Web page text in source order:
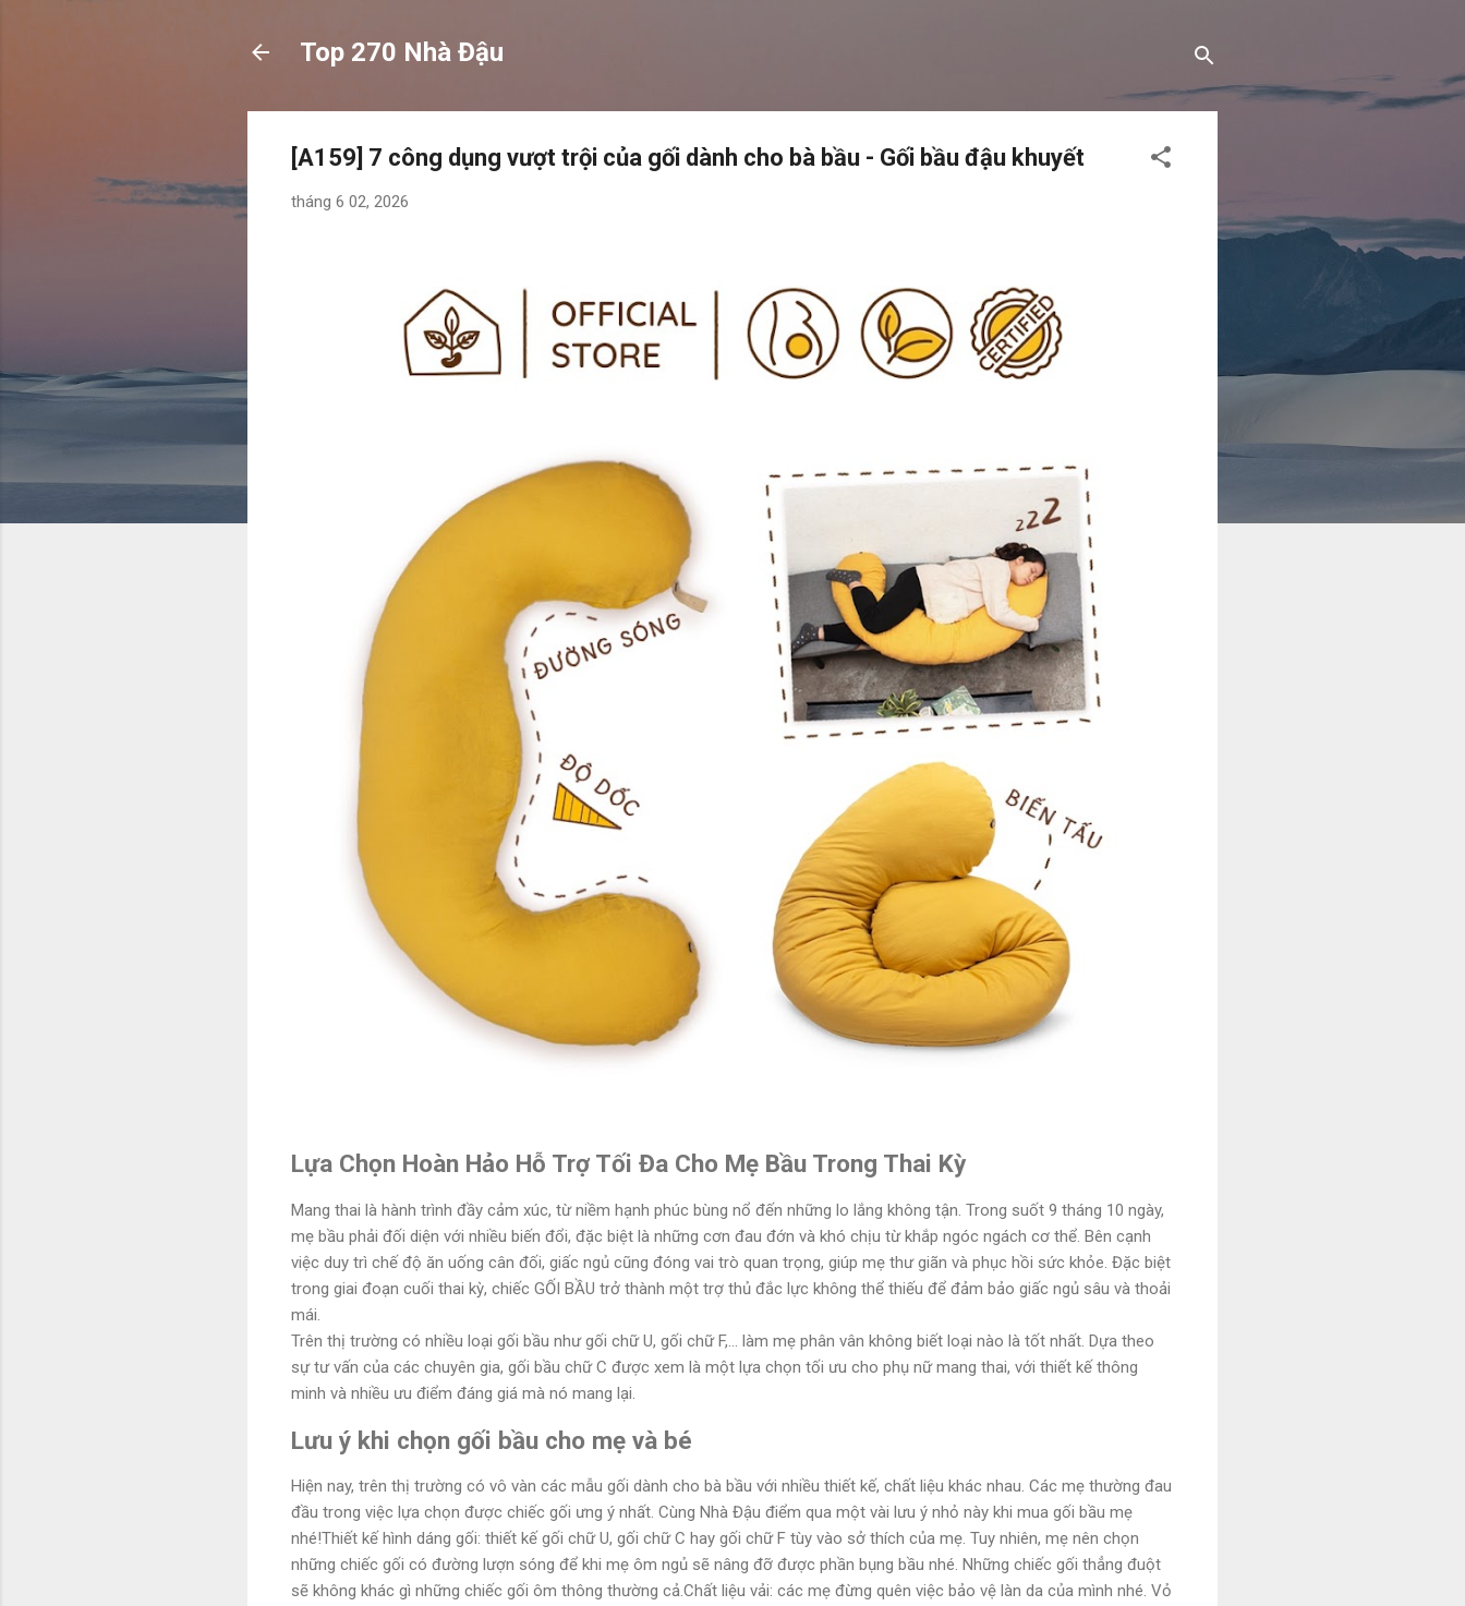
Top 270 Nhà Đậu
[A159] 7 công dụng vượt trội của gối dành cho bà bầu - Gối bầu đậu khuyết
tháng 6 02, 2026
Lựa Chọn Hoàn Hảo Hỗ Trợ Tối Đa Cho Mẹ Bầu Trong Thai Kỳ
Mang thai là hành trình đầy cảm xúc, từ niềm hạnh phúc bùng nổ đến những lo lắng không tận. Trong suốt 9 tháng 10 ngày,
mẹ bầu phải đối diện với nhiều biến đổi, đặc biệt là những cơn đau đớn và khó chịu từ khắp ngóc ngách cơ thể. Bên cạnh
việc duy trì chế độ ăn uống cân đối, giấc ngủ cũng đóng vai trò quan trọng, giúp mẹ thư giãn và phục hồi sức khỏe. Đặc biệt
trong giai đoạn cuối thai kỳ, chiếc GỐI BẦU trở thành một trợ thủ đắc lực không thể thiếu để đảm bảo giấc ngủ sâu và thoải
mái.
Trên thị trường có nhiều loại gối bầu như gối chữ U, gối chữ F,... làm mẹ phân vân không biết loại nào là tốt nhất. Dựa theo
sự tư vấn của các chuyên gia, gối bầu chữ C được xem là một lựa chọn tối ưu cho phụ nữ mang thai, với thiết kế thông
minh và nhiều ưu điểm đáng giá mà nó mang lại.
Lưu ý khi chọn gối bầu cho mẹ và bé
Hiện nay, trên thị trường có vô vàn các mẫu gối dành cho bà bầu với nhiều thiết kế, chất liệu khác nhau. Các mẹ thường đau
đầu trong việc lựa chọn được chiếc gối ưng ý nhất. Cùng Nhà Đậu điểm qua một vài lưu ý nhỏ này khi mua gối bầu mẹ
nhé!Thiết kế hình dáng gối: thiết kế gối chữ U, gối chữ C hay gối chữ F tùy vào sở thích của mẹ. Tuy nhiên, mẹ nên chọn
những chiếc gối có đường lượn sóng để khi mẹ ôm ngủ sẽ nâng đỡ được phần bụng bầu nhé. Những chiếc gối thẳng đuột
sẽ không khác gì những chiếc gối ôm thông thường cả.Chất liệu vải: các mẹ đừng quên việc bảo vệ làn da của mình nhé. Vỏ